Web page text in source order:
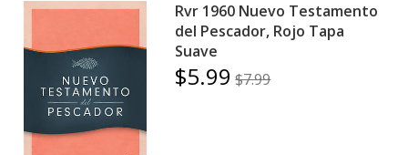
Rvr 1960 Nuevo Testamento
del Pescador, Rojo Tapa
Suave
$5.99 $7.99